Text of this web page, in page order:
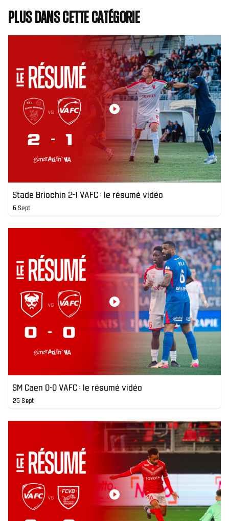
Plus dans cette catégorie
Stade Briochin 2-1 VAFC : le résumé vidéo
6 Sept
SM Caen 0-0 VAFC : le résumé vidéo
25 Sept